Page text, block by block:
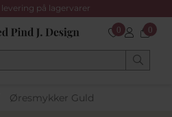
levering på lagervarer
0 0
Øresmykker Guld